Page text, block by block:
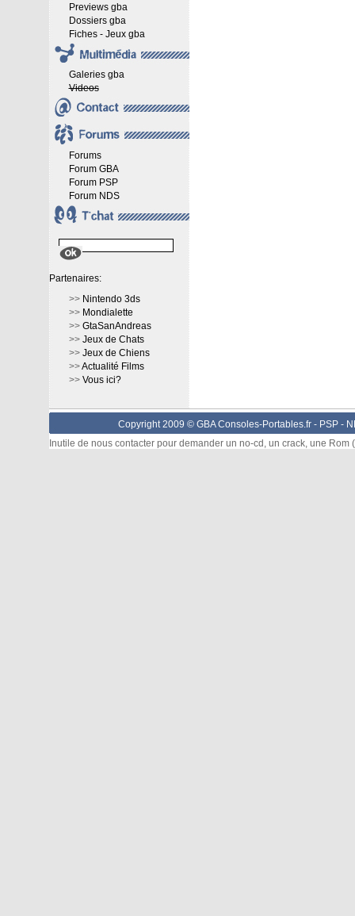
Previews gba
Dossiers gba
Fiches - Jeux gba
Galeries gba
Videos
Forums
Forum GBA
Forum PSP
Forum NDS
Partenaires:
>> Nintendo 3ds
>> Mondialette
>> GtaSanAndreas
>> Jeux de Chats
>> Jeux de Chiens
>>Actualité Films
>> Vous ici?
Copyright 2009 © GBA Consoles-Portables.fr - PSP-
Inutile de nous contacter pour demander un no-cd, un crack, une